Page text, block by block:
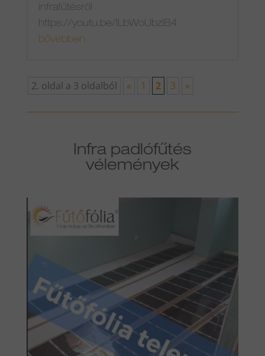
infrafűtésről
https://youtu.be/ILbWoUbzIB4
bővebben
2. oldal a 3 oldalból « 1 2 3 »
Infra padlófűtés
vélemények